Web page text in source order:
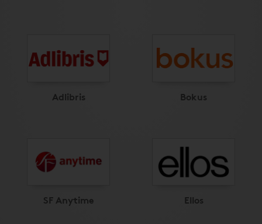
Adlibris Bokus
SF Anytime Ellos